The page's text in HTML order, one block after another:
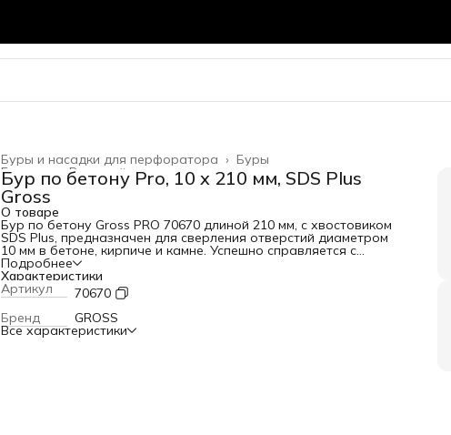
Буры
Буры и насадки для перфоратора ›
Режущий инструмент
Главная ›
Бур по бетону Pro, 10 x 210 мм, SDS Plus
Gross
О товаре
Бур по бетону Gross PRO 70670 длиной 210 мм, с хвостовиком
SDS Plus, предназначен для сверления отверстий диаметром
10 мм в бетоне, кирпиче и камне. Успешно справляется с
поставленными задачами благодаря двухкромочной
твердосплавной пластине. Бур используется с
перфораторами, оснащенными патронами SDS Plus, подходит
как для бытового, так и для профессионального применения.
Преимущества Максимальная прочность — режущая пластина
из высокотвердого сплава карбида вольфрама 80-90 HRC
легко справляется с бурением камня. Увеличенный ресурс
Подробнее
Характеристики
Артикул
70670
Бренд
GROSS
Все характеристики